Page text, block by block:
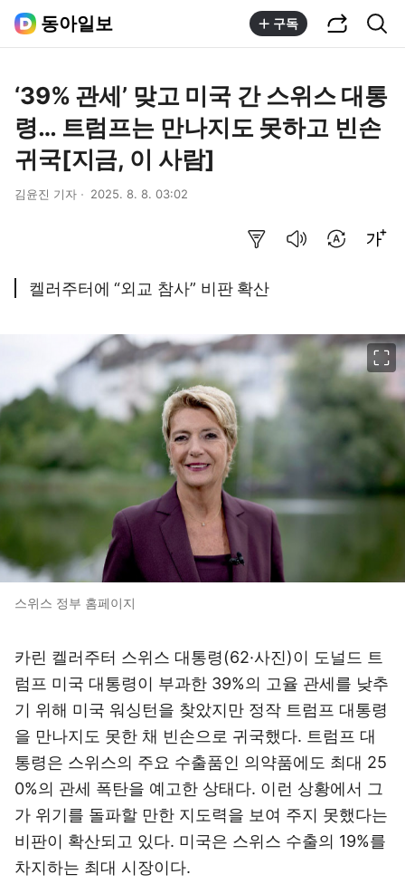
동아일보 구독
‘39% 관세’ 맞고 미국 간 스위스 대통
령… 트럼프는 만나지도 못하고 빈손
귀국[지금, 이 사람]
김윤진 기자 2025. 8. 8. 03:02
켈러주터에 “외교 참사” 비판 확산
스위스 정부 홈페이지
카린 켈러주터 스위스 대통령(62·사진)이 도널드 트
럼프 미국 대통령이 부과한 39%의 고율 관세를 낮추
기 위해 미국 워싱턴을 찾았지만 정작 트럼프 대통령
을 만나지도 못한 채 빈손으로 귀국했다. 트럼프 대
통령은 스위스의 주요 수출품인 의약품에도 최대 25
0%의 관세 폭탄을 예고한 상태다. 이런 상황에서 그
가 위기를 돌파할 만한 지도력을 보여 주지 못했다는
비판이 확산되고 있다. 미국은 스위스 수출의 19%를
차지하는 최대 시장이다.